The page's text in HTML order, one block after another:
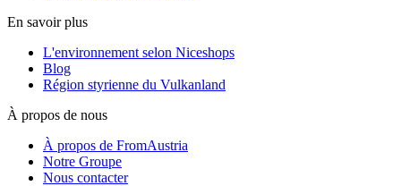
En savoir plus
L'environnement selon Niceshops
Blog
Région styrienne du Vulkanland
À propos de nous
À propos de FromAustria
Notre Groupe
Nous contacter